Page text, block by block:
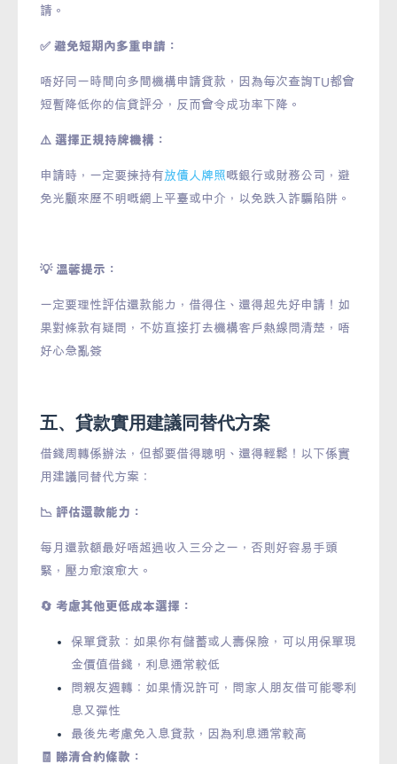
請。
✅ 避免短期內多重申請：
唔好同一時間向多間機構申請貸款，因為每次查詢TU都會
短暫降低你的信貸評分，反而會令成功率下降。
⚠️ 選擇正規持牌機構：
申請時，一定要揀持有放債人牌照嘅銀行或財務公司，避
免光顧來歷不明嘅網上平臺或中介，以免跌入詐騙陷阱。
💡 溫馨提示：
一定要理性評估還款能力，借得住、還得起先好申請！如
果對條款有疑問，不妨直接打去機構客戶熱線問清楚，唔
好心急亂簽
五、貸款實用建議同替代方案
借錢周轉係辦法，但都要借得聰明、還得輕鬆！以下係實
用建議同替代方案：
📉 評估還款能力：
每月還款額最好唔超過收入三分之一，否則好容易手頭
緊，壓力愈滾愈大。
🔄 考慮其他更低成本選擇：
保單貸款：如果你有儲蓄或人壽保險，可以用保單現
金價值借錢，利息通常較低
問親友週轉：如果情況許可，問家人朋友借可能零利
息又彈性
最後先考慮免入息貸款，因為利息通常較高
🧾 睇清合約條款：